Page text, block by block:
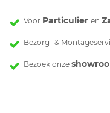
Voor Particulier en
Bezorg- &
Bezoek onze